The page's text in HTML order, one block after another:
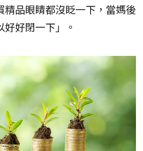
精品眼睛都沒眨一下，當媽後
好閉一下」。